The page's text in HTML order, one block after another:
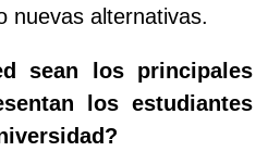
nuevas alternativas.
sean los principales
los estudiantes